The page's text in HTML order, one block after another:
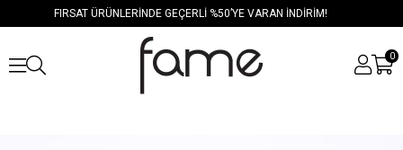
FIRSAT ÜRÜNLERİNDE GEÇERLİ %50’YE VARAN İNDİRİM!
0